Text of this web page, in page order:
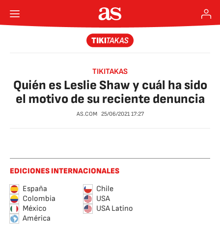
TIKITAKAS
Quién es Leslie Shaw y cuál ha sido
el motivo de su reciente denuncia
AS.COM 25/06/2021 17:27
EDICIONES INTERNACIONALES
España
Chile
Colombia
USA
México
USA Latino
América